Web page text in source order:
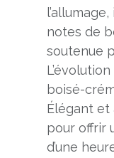
notes de
soutenue
boisé-
Élégant et
pour offrir
d’une